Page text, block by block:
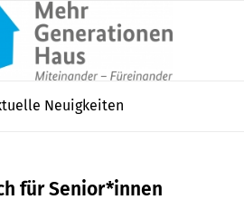
Neuigkeiten
für Senior*innen